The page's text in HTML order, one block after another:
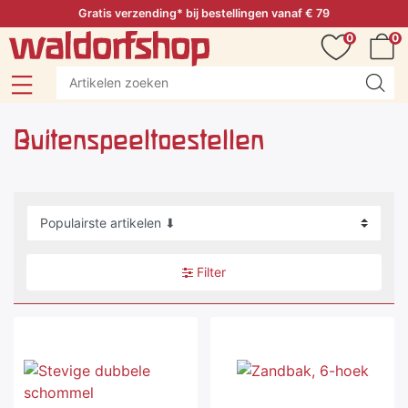
Gratis verzending* bij bestellingen vanaf € 79
0
0
Buitenspeeltoestellen
Filter